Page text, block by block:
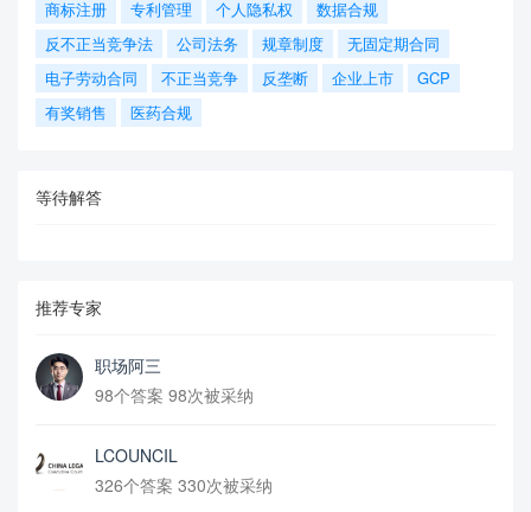
商标注册
专利管理 个人隐私权
数据合规
反不正当竞争法
公司法务 规章制度
无固定期合同
电子劳动合同
不正当竞争 反垄断 企业上市
GCP
有奖销售
医药合规
等待解答
推荐专家
职场阿三
98个答案 98次被采纳
LCOUNCIL
326个答案 330次被采纳